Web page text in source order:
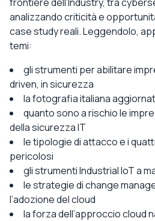
analizzando criticità e
case study reali. Leggendolo,
temi:
gli strumenti per abilitare
driven, in sicurezza
la fotografia italiana
quanto sono a rischio le
della sicurezza IT
le tipologie di attacco e i
pericolosi
gli strumenti Industrial IoT a
le strategie di change
l’adozione del cloud
la forza dell’approccio cloud